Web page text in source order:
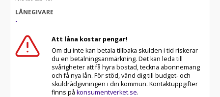
LÅNEGIVARE
-
Att låna kostar pengar!
Om du inte kan betala tillbaka skulden i tid riskerar
du en betalningsanmärkning. Det kan leda till
svårigheter att få hyra bostad, teckna abonnemang
och få nya lån. För stöd, vänd dig till budget- och
skuldrådgivningen i din kommun. Kontaktuppgifter
finns på konsumentverket.se.